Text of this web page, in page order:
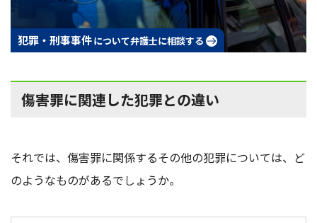
犯罪・刑事事件について弁護士に相談する
傷害罪に関連した犯罪との違い
それでは、傷害罪に関係するその他の犯罪については、ど
のようなものがあるでしょうか。